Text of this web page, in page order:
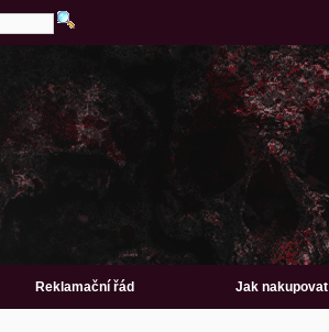
Reklamační řád Jak nakupovat